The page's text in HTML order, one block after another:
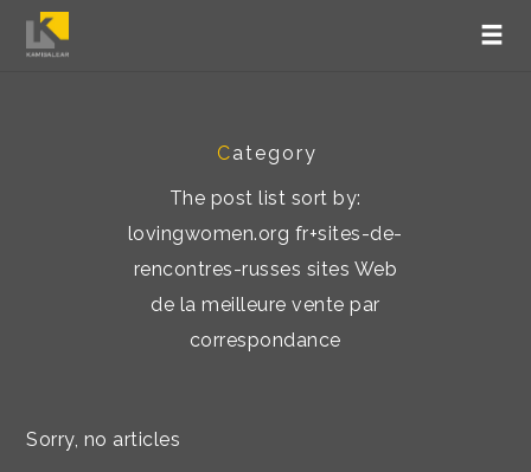
Category
The post list sort by:
lovingwomen.org fr+sites-de-
rencontres-russes sites Web
de la meilleure vente par
correspondance
Sorry, no articles